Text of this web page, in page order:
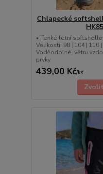
Chlapecké
• Tenké letní
Velikosti: 98 | 104 | 110 |
Voděodolné, větru
prvky
439,00 Kč/ks